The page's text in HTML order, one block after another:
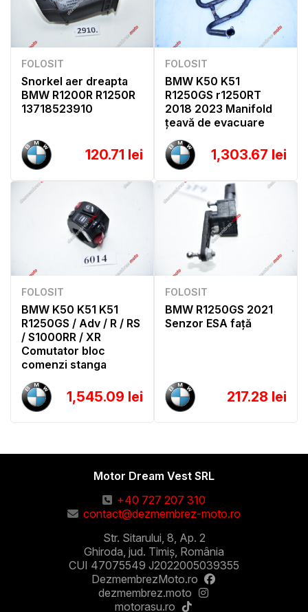
FOLOSIT
Snorkel aer dreapta
BMW R1200R R1250R
13718523910
120.71 lei
FOLOSIT
BMW K50 K51
R1250GS r1250RT
2018 2023 Manifold
țeavă de evacuare
1,303.67 lei
FOLOSIT
BMW K50 K51 K51
R1250GS / Adv / R / RS
/ S1000RR / XR
Comutator bloc
comenzi stanga
1,545.09 lei
FOLOSIT
BMW R1250GS 2021
Senzor ESA față
217.28 lei
Motor Dream Vest SRL
+40 727 207 310
contact@dezmembrez-moto.ro
Str. Sitarului, 8, Ap. 2
Ghiroda, jud. Timiș, România
CUI 47075549 J2022005039355
DezmembrezMoto.ro
dezmembrez.moto
motorasu.ro